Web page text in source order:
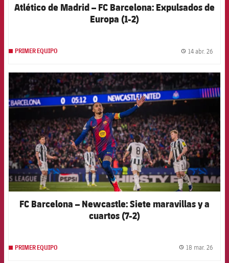
Atlético de Madrid – FC Barcelona: Expulsados de
Europa (1-2)
PRIMER EQUIPO 14 abr. 26
FCB Barcelona badge
FC Barcelona – Newcastle: Siete maravillas y a
cuartos (7-2)
PRIMER EQUIPO 18 mar. 26